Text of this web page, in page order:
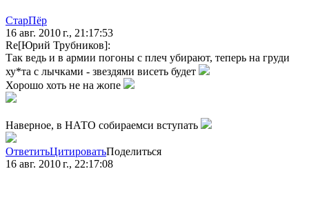
СтарПёр
16 авг. 2010 г., 21:17:53
Re[Юрий Трубников]:
Так ведь и в армии погоны с плеч убирают, теперь на груди
ху*та с лычками - звездями висеть будет
Хорошо хоть не на жопе
Наверное, в НАТО собираемси вступать
ОтветитьЦитироватьПоделиться
16 авг. 2010 г., 22:17:08